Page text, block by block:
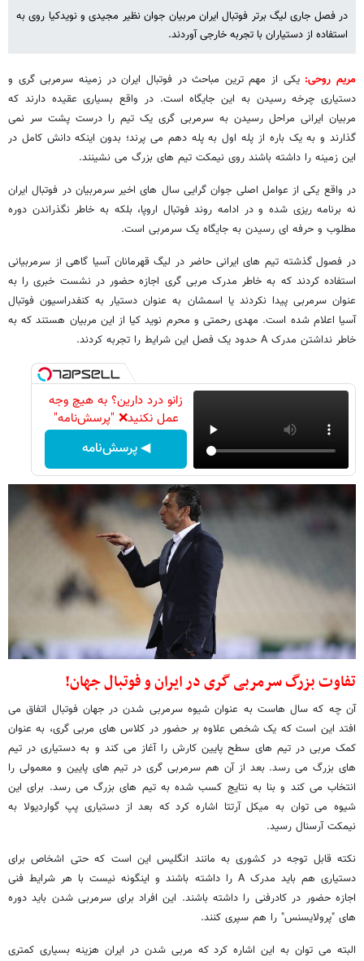
در فصل جاری لیگ برتر فوتبال ایران مربیان جوان نظیر مجیدی و نویدکیا روی به
استفاده از دستیاران با تجربه خارجی آوردند.
مریم روحی: یکی از مهم ترین مباحث در فوتبال ایران در زمینه سرمربی گری و
دستیاری چرخه رسیدن به این جایگاه است. در واقع بسیاری عقیده دارند که
مربیان ایرانی مراحل رسیدن به سرمربی گری یک تیم را درست پشت سر نمی
گذارند و به یک باره از پله اول به پله دهم می پرند؛ بدون اینکه دانش کامل در
این زمینه را داشته باشند روی نیمکت تیم های بزرگ می نشینند.
در واقع یکی از عوامل اصلی جوان گرایی سال های اخیر سرمربیان در فوتبال ایران
نه برنامه ریزی شده و در ادامه روند فوتبال اروپا، بلکه به خاطر نگذراندن دوره
مطلوب و حرفه ای رسیدن به جایگاه یک سرمربی است.
در فصول گذشته تیم های ایرانی حاضر در لیگ قهرمانان آسیا گاهی از سرمربیانی
استفاده کردند که به خاطر مدرک مربی گری اجازه حضور در نشست خبری را به
عنوان سرمربی پیدا نکردند یا اسمشان به عنوان دستیار به کنفدراسیون فوتبال
آسیا اعلام شده است. مهدی رحمتی و محرم نوید کیا از این مربیان هستند که به
خاطر نداشتن مدرک A حدود یک فصل این شرایط را تجربه کردند.
زانو درد دارین؟ به هیچ وجه
عمل نکنید❌ "پرسش‌نامه"
◀ پرسش‌نامه
تفاوت بزرگ سرمربی گری در ایران و فوتبال جهان!
آن چه که سال هاست به عنوان شیوه سرمربی شدن در جهان فوتبال اتفاق می
افتد این است که یک شخص علاوه بر حضور در کلاس های مربی گری، به عنوان
کمک مربی در تیم های سطح پایین کارش را آغاز می کند و به دستیاری در تیم
های بزرگ می رسد. بعد از آن هم سرمربی گری در تیم های پایین و معمولی را
انتخاب می کند و بنا به نتایج کسب شده به تیم های بزرگ می رسد. برای این
شیوه می توان به میکل آرتتا اشاره کرد که بعد از دستیاری پپ گواردیولا به
نیمکت آرسنال رسید.
نکته قابل توجه در کشوری به مانند انگلیس این است که حتی اشخاص برای
دستیاری هم باید مدرک A را داشته باشند و اینگونه نیست با هر شرایط فنی
اجازه حضور در کادرفنی را داشته باشند. این افراد برای سرمربی شدن باید دوره
های "پرولایسنس" را هم سپری کنند.
البته می توان به این اشاره کرد که مربی شدن در ایران هزینه بسیاری کمتری